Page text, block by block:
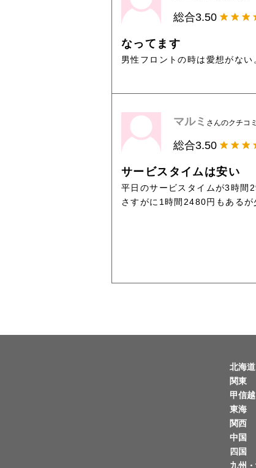
総合3.50
なってます
男性フロントの時は愛想がな
マルミ さんのクチコ
総合3.50
サービスタイムは安い
平日のサービスタイムが3時間
さすがに1時間2480円もあるが
北海
関東
甲信
東海
関西
中国
四国
九州